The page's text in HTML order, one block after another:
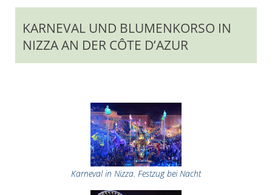
KARNEVAL UND BLUMENKORSO IN
NIZZA AN DER CÔTE D’AZUR
Karneval in Nizza. Festzug bei Nacht